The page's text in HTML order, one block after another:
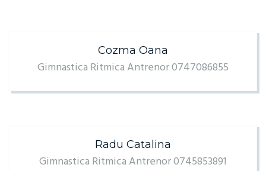
Cozma Oana
Gimnastica Ritmica Antrenor 0747086855
Radu Catalina
Gimnastica Ritmica Antrenor 0745853891